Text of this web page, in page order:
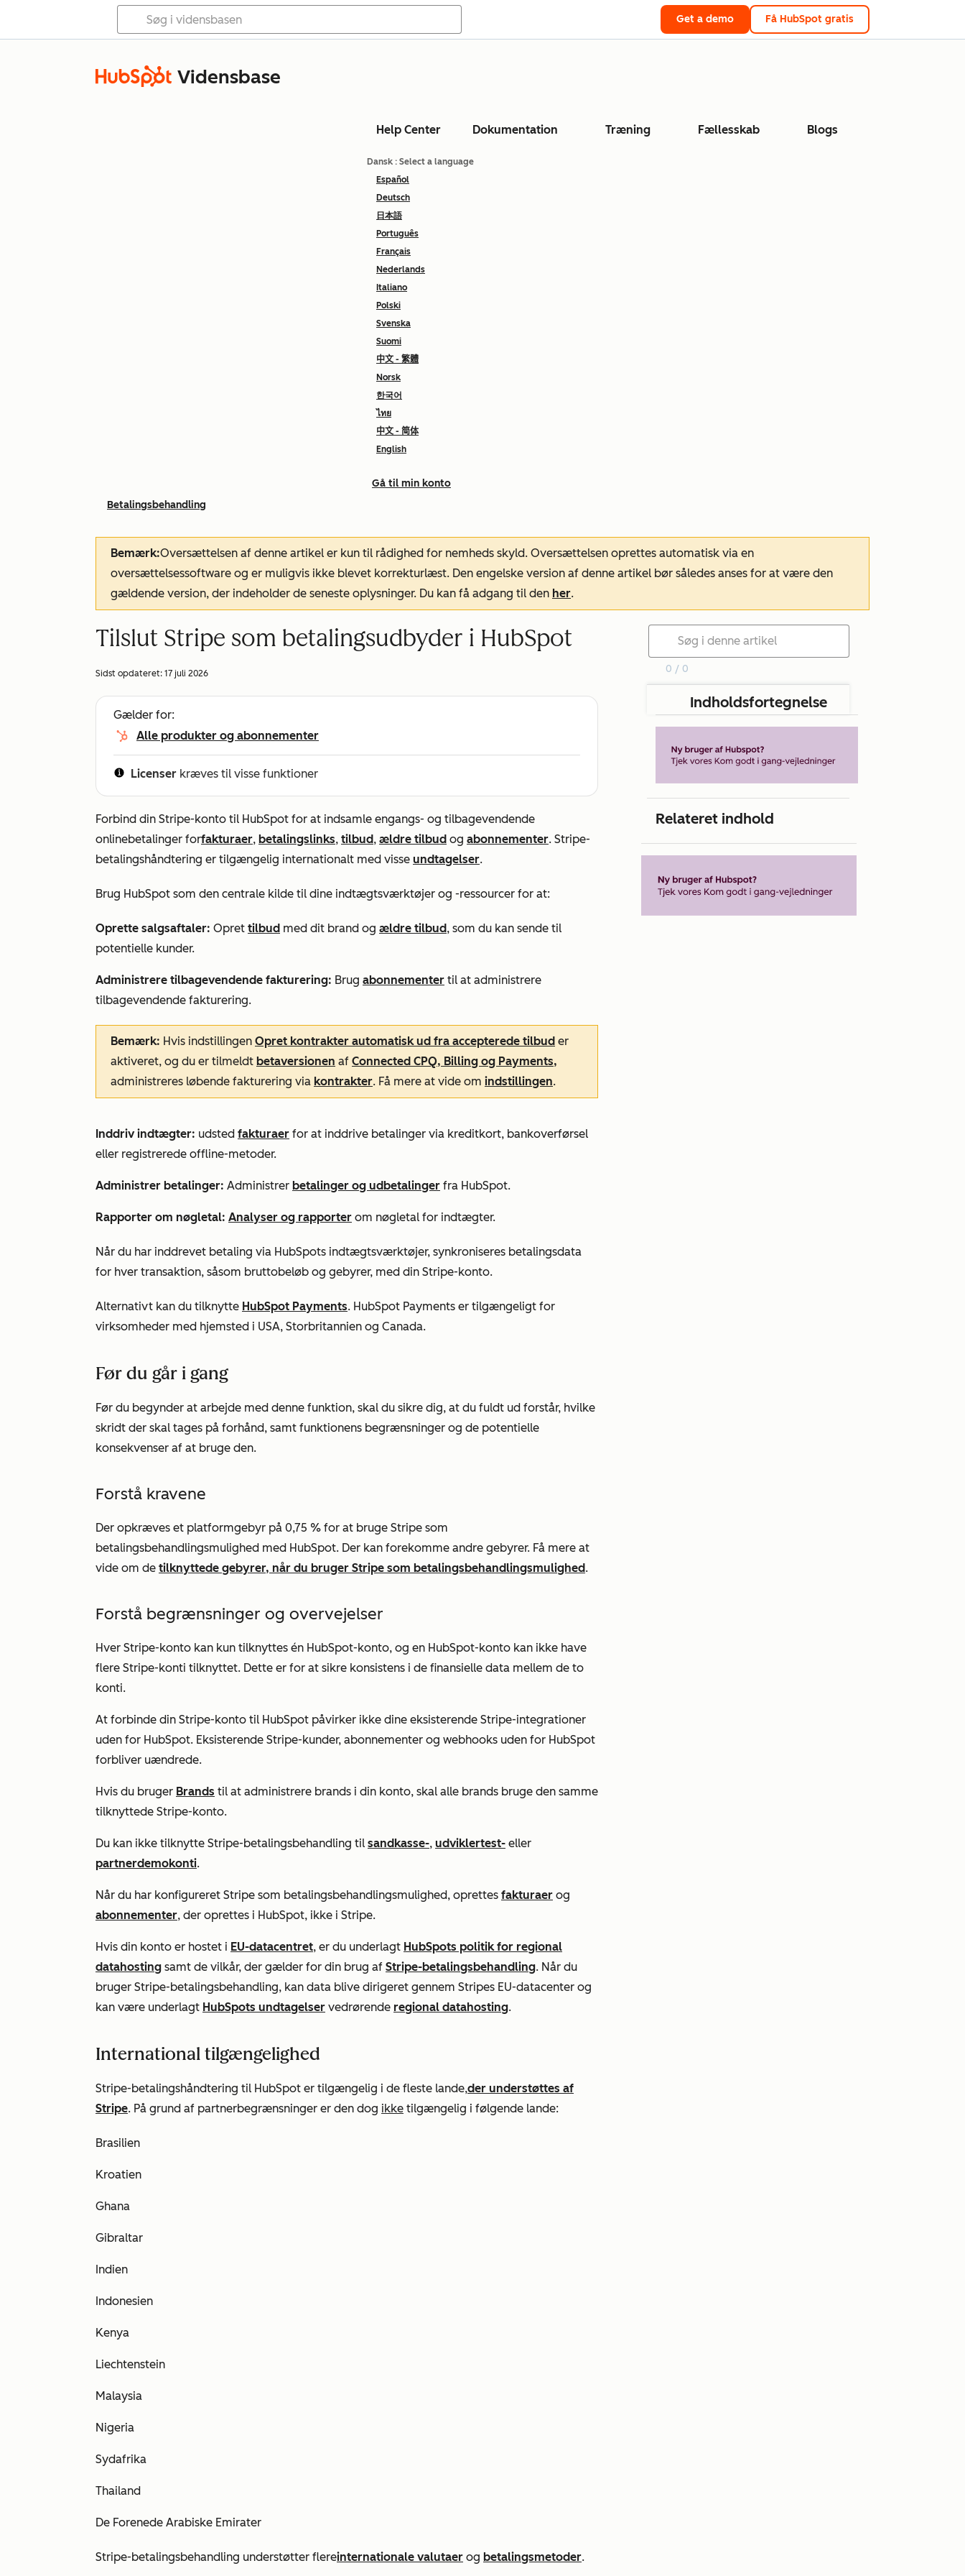
Get a demo Få HubSpot gratis
Vidensbase
Help Center Dokumentation Træning Fællesskab Blogs
Dansk : Select a language
Español
Deutsch
日本語
Português
Français
Nederlands
Italiano
Polski
Svenska
Suomi
中文 - 繁體
Norsk
한국어
ไทย
中文 - 简体
English
Gå til min konto
Betalingsbehandling
Bemærk:Oversættelsen af denne artikel er kun til rådighed for nemheds skyld. Oversættelsen oprettes automatisk via en
oversættelsessoftware og er muligvis ikke blevet korrekturlæst. Den engelske version af denne artikel bør således anses for at være den
gældende version, der indeholder de seneste oplysninger. Du kan få adgang til den her.
Tilslut Stripe som betalingsudbyder i HubSpot
Sidst opdateret: 17 juli 2026
Gælder for:
Alle produkter og abonnementer
Licenser kræves til visse funktioner
Forbind din Stripe-konto til HubSpot for at indsamle engangs- og tilbagevendende
onlinebetalinger forfakturaer, betalingslinks, tilbud, ældre tilbud og abonnementer. Stripe-
betalingshåndtering er tilgængelig internationalt med visse undtagelser.
Brug HubSpot som den centrale kilde til dine indtægtsværktøjer og -ressourcer for at:
Oprette salgsaftaler: Opret tilbud med dit brand og ældre tilbud, som du kan sende til
potentielle kunder.
Administrere tilbagevendende fakturering: Brug abonnementer til at administrere
tilbagevendende fakturering.
Bemærk: Hvis indstillingen Opret kontrakter automatisk ud fra accepterede tilbud er
aktiveret, og du er tilmeldt betaversionen af Connected CPQ, Billing og Payments,
administreres løbende fakturering via kontrakter. Få mere at vide om indstillingen.
Inddriv indtægter: udsted fakturaer for at inddrive betalinger via kreditkort, bankoverførsel
eller registrerede offline-metoder.
Administrer betalinger: Administrer betalinger og udbetalinger fra HubSpot.
Rapporter om nøgletal: Analyser og rapporter om nøgletal for indtægter.
Når du har inddrevet betaling via HubSpots indtægtsværktøjer, synkroniseres betalingsdata
for hver transaktion, såsom bruttobeløb og gebyrer, med din Stripe-konto.
Alternativt kan du tilknytte HubSpot Payments. HubSpot Payments er tilgængeligt for
virksomheder med hjemsted i USA, Storbritannien og Canada.
Før du går i gang
Før du begynder at arbejde med denne funktion, skal du sikre dig, at du fuldt ud forstår, hvilke
skridt der skal tages på forhånd, samt funktionens begrænsninger og de potentielle
konsekvenser af at bruge den.
Forstå kravene
Der opkræves et platformgebyr på 0,75 % for at bruge Stripe som
betalingsbehandlingsmulighed med HubSpot. Der kan forekomme andre gebyrer. Få mere at
vide om de tilknyttede gebyrer, når du bruger Stripe som betalingsbehandlingsmulighed.
Forstå begrænsninger og overvejelser
Hver Stripe-konto kan kun tilknyttes én HubSpot-konto, og en HubSpot-konto kan ikke have
flere Stripe-konti tilknyttet. Dette er for at sikre konsistens i de finansielle data mellem de to
konti.
At forbinde din Stripe-konto til HubSpot påvirker ikke dine eksisterende Stripe-integrationer
uden for HubSpot. Eksisterende Stripe-kunder, abonnementer og webhooks uden for HubSpot
forbliver uændrede.
Hvis du bruger Brands til at administrere brands i din konto, skal alle brands bruge den samme
tilknyttede Stripe-konto.
Du kan ikke tilknytte Stripe-betalingsbehandling til sandkasse-, udviklertest- eller
partnerdemokonti.
Når du har konfigureret Stripe som betalingsbehandlingsmulighed, oprettes fakturaer og
abonnementer, der oprettes i HubSpot, ikke i Stripe.
Hvis din konto er hostet i EU-datacentret, er du underlagt HubSpots politik for regional
datahosting samt de vilkår, der gælder for din brug af Stripe-betalingsbehandling. Når du
bruger Stripe-betalingsbehandling, kan data blive dirigeret gennem Stripes EU-datacenter og
kan være underlagt HubSpots undtagelser vedrørende regional datahosting.
International tilgængelighed
Stripe-betalingshåndtering til HubSpot er tilgængelig i de fleste lande,der understøttes af
Stripe. På grund af partnerbegrænsninger er den dog ikke tilgængelig i følgende lande:
Brasilien
Kroatien
Ghana
Gibraltar
Indien
Indonesien
Kenya
Liechtenstein
Malaysia
Nigeria
Sydafrika
Thailand
De Forenede Arabiske Emirater
Stripe-betalingsbehandling understøtter flereinternationale valutaer og betalingsmetoder.
0 / 0
Indholdsfortegnelse
Relateret indhold